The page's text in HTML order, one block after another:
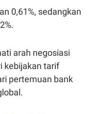
0,61%, sedangkan
arah negosiasi
kebijakan tarif
pertemuan bank